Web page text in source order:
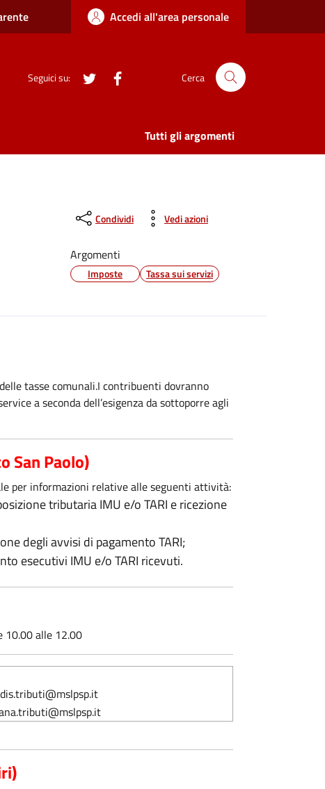
Accedi all'area personale
Seguici su: twitter Cerca
Tutti gli argomenti
Condividi Vedi azioni
Argomenti
Imposte Tassa sui servizi
tasse comunali.I contribuenti dovranno
a seconda dell’esigenza da sottoporre agli
San Paolo)
per informazioni relative alle seguenti attività:
tributaria IMU e/o TARI e ricezione
degli avvisi di pagamento TARI;
esecutivi IMU e/o TARI ricevuti.
10.00 alle 12.00